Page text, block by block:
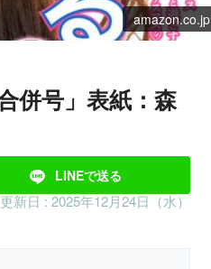
amazon.co.jp
LINEで送る
更新日 : 2025年12月24日（水）